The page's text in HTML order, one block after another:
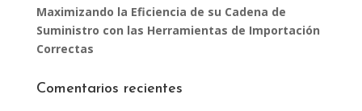
Maximizando la Eficiencia de su Cadena de
Suministro con las Herramientas de Importación
Correctas
Comentarios recientes